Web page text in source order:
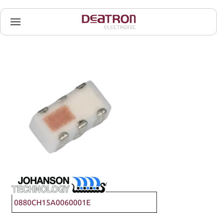
Johanson Technology
0880CH15A0060001E